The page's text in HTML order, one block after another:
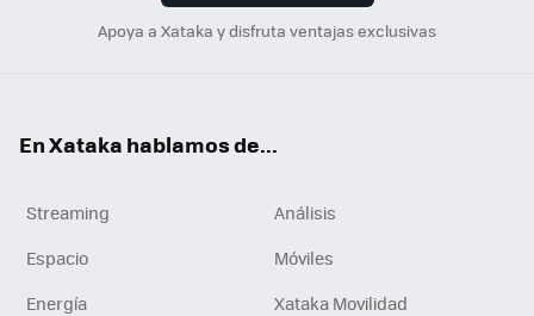
Apoya a Xataka y disfruta ventajas exclusivas
En Xataka hablamos de...
Streaming
Análisis
Espacio
Móviles
Energía
Xataka Movilidad